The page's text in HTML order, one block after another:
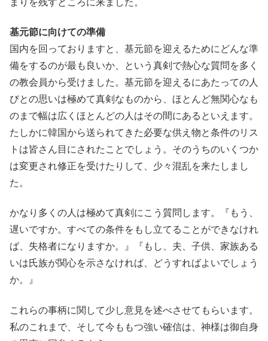
基元節に向けての準備
国内を回っておりますと、基元節を迎えるためにどんな準
備をするのが最も良いか、という真剣で熱心な質問を多く
の教会員から受けました。基元節を迎えるにあたっての人
びとの思いは極めて真剣なものから、ほとんど無関心なも
のまで幅は広くほとんどの人はその間にあるといえます。
たしかに韓国から送られてきた必要な供え物と条件のリス
トは皆さん目にされたことでしょう。そのうちのいくつか
は変更され修正を受けたりして、少々混乱を来たしまし
た。
かなり多くの人は極めて真剣にこう質問します。『もう、
遅いですか。すべての条件をもし立てることができなけれ
ば、失格者になりますか。』『もし、夫、子供、家族ある
いは氏族が関心を示さなければ、どうすればよいでしょう
か。』
これらの事柄に関して少し意見を述べさせてもらいます。
私のこれまで、そして今ももつ強い確信は、神様は御自身